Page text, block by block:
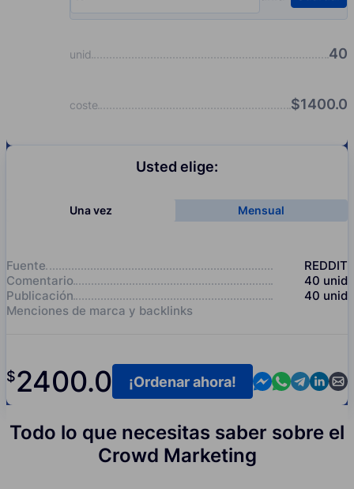
unid 40
coste $1400.0
Usted elige:
Una vez Mensual
Fuente
REDDIT
Comentario
40 unid
Publicación
40 unid
Menciones de marca y backlinks
$2400.0 Contact us in
Contact us
Contact
¡Ordenar ahora!
Todo lo que necesitas saber sobre el
Crowd Marketing